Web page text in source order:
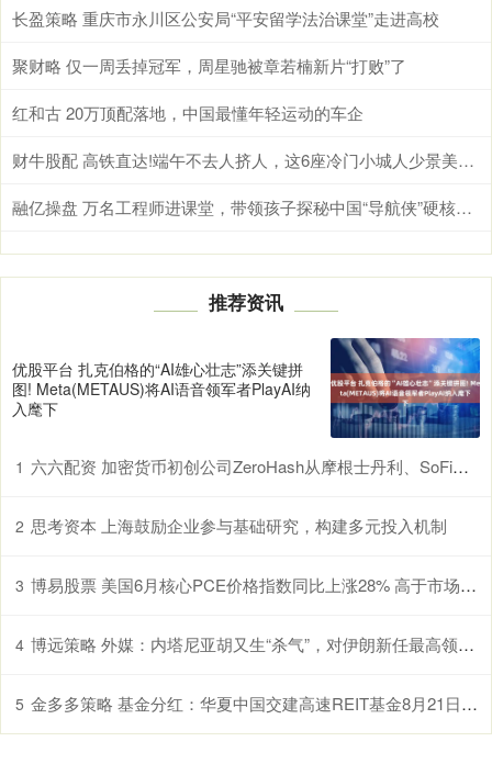
长盈策略 重庆市永川区公安局“平安留学法治课堂”走进高校
聚财略 仅一周丢掉冠军，周星驰被章若楠新片“打败”了
红和古 20万顶配落地，中国最懂年轻运动的车企
财牛股配 高铁直达!端午不去人挤人，这6座冷门小城人少景美物价低，快冲
融亿操盘 万名工程师进课堂，带领孩子探秘中国“导航侠”硬核实力
推荐资讯
优股平台 扎克伯格的“AI雄心壮志”添关键拼
图! Meta(METAUS)将AI语音领军者PlayAI纳
入麾下
1 六六配资 加密货币初创公司ZeroHash从摩根士丹利、SoFi、阿波罗全球管理等机构融资104亿美元
2 思考资本 上海鼓励企业参与基础研究，构建多元投入机制
3 博易股票 美国6月核心PCE价格指数同比上涨28% 高于市场预期
4 博远策略 外媒：内塔尼亚胡又生“杀气”，对伊朗新任最高领袖发出威胁
5 金多多策略 基金分红：华夏中国交建高速REIT基金8月21日分红